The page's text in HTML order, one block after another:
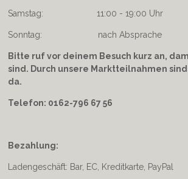
Samstag: 11:00 - 19:00 Uhr
Sonntag: nach Absprache
Bitte ruf vor deinem Besuch kurz an,
sind. Durch unsere Marktteilnahmen
da.
Telefon: 0162-796 67 56
Bezahlung:
Ladengeschäft: Bar, EC, Kreditkarte, PayPal